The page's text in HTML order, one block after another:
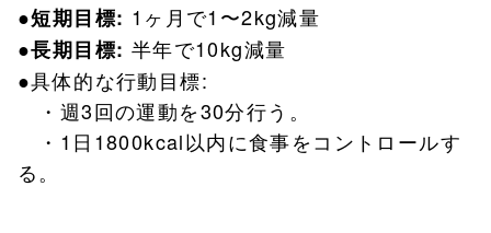
●短期目標: 1ヶ月で1〜2kg減量
●長期目標: 半年で10kg減量
●具体的な行動目標:
・週3回の運動を30分行う。
・1日1800kcal以内に食事をコントロールす
る。